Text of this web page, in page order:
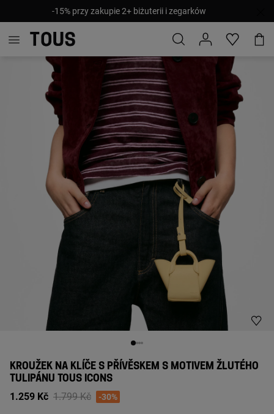
-15% przy zakupie 2+ biżuterii i zegarków
KROUŽEK NA KLÍČE S PŘÍVĚSKEM S MOTIVEM ŽLUTÉHO
TULIPÁNU TOUS ICONS
1.259 Kč Price reduced from
1.799 Kčto-30%